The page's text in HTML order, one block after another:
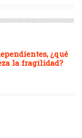
¿qué
la fragilidad?